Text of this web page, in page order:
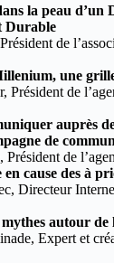
la peau d’un
Durable
de
une
Président de
auprès
de
de
en cause des à
Directeur
autour
Expert et